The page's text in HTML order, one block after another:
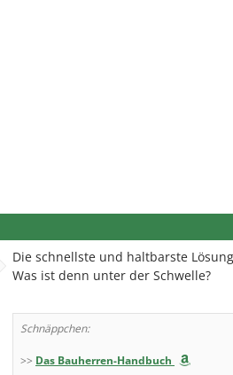
Die schnellste und haltbarste
Was ist denn unter der Schwelle?
Schnäppchen:
>> Das Bauherren-Handbuch